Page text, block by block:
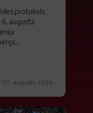
protokols
augustā.
07. augusts 2026.